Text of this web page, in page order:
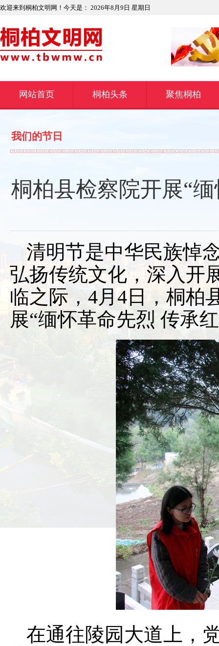
欢迎来到桐柏文明网！今天是： 2026年8月9日 星期日
网站首页 桐柏头条 聚焦桐柏
我们的节日
桐柏县检察院开展“
清明节是中华民族悼
弘扬传统文化，深入开
临之际，4月4日，桐柏
展“缅怀革命先烈 传承
在通往陵园大道上，